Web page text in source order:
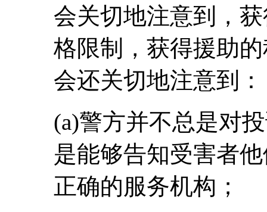
会关切地注意到，
格限制，获得援助
会还关切地注意到：
(a)警方并不总是对
是能够告知受害者
正确的服务机构；